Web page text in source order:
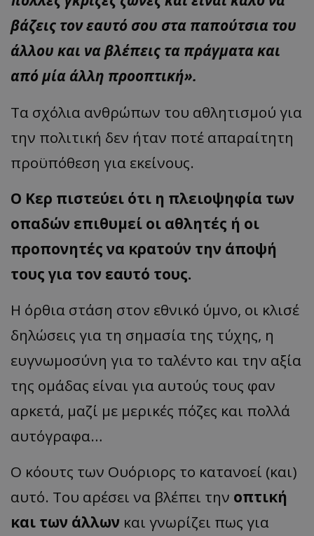
βάζεις τον εαυτό σου στα παπούτσια του
άλλου και να βλέπεις τα πράγματα και
από μία άλλη προοπτική».
Τα σχόλια ανθρώπων του αθλητισμού για
την πολιτική δεν ήταν ποτέ απαραίτητη
προϋπόθεση για εκείνους.
Ο Κερ πιστεύει ότι η πλειοψηφία των
οπαδών επιθυμεί οι αθλητές ή οι
προπονητές να κρατούν την άποψή
τους για τον εαυτό τους.
Η όρθια στάση στον εθνικό ύμνο, οι κλισέ
δηλώσεις για τη σημασία της τύχης, η
ευγνωμοσύνη για το ταλέντο και την αξία
της ομάδας είναι για αυτούς τους φαν
αρκετά, μαζί με μερικές πόζες και πολλά
αυτόγραφα…
Ο κόουτς των Ουόριορς το κατανοεί (και)
αυτό. Του αρέσει να βλέπει την οπτική
και των άλλων και γνωρίζει πως για